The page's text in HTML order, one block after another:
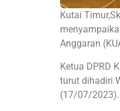
Kutai
Anggaran
Ketua DPRD
turut dihadiri
(17/07/2023).